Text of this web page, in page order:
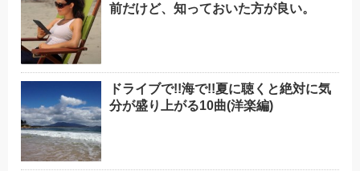
前だけど、知っておいた方が良い。
ドライブで!!海で!!夏に聴くと絶対に気
分が盛り上がる10曲(洋楽編)